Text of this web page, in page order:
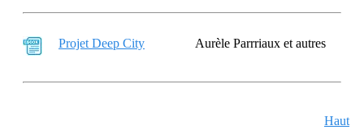
Projet Deep City Aurèle Parrriaux et autres
Haut